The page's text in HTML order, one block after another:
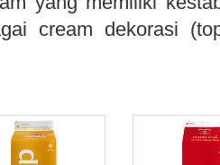
cream dekorasi